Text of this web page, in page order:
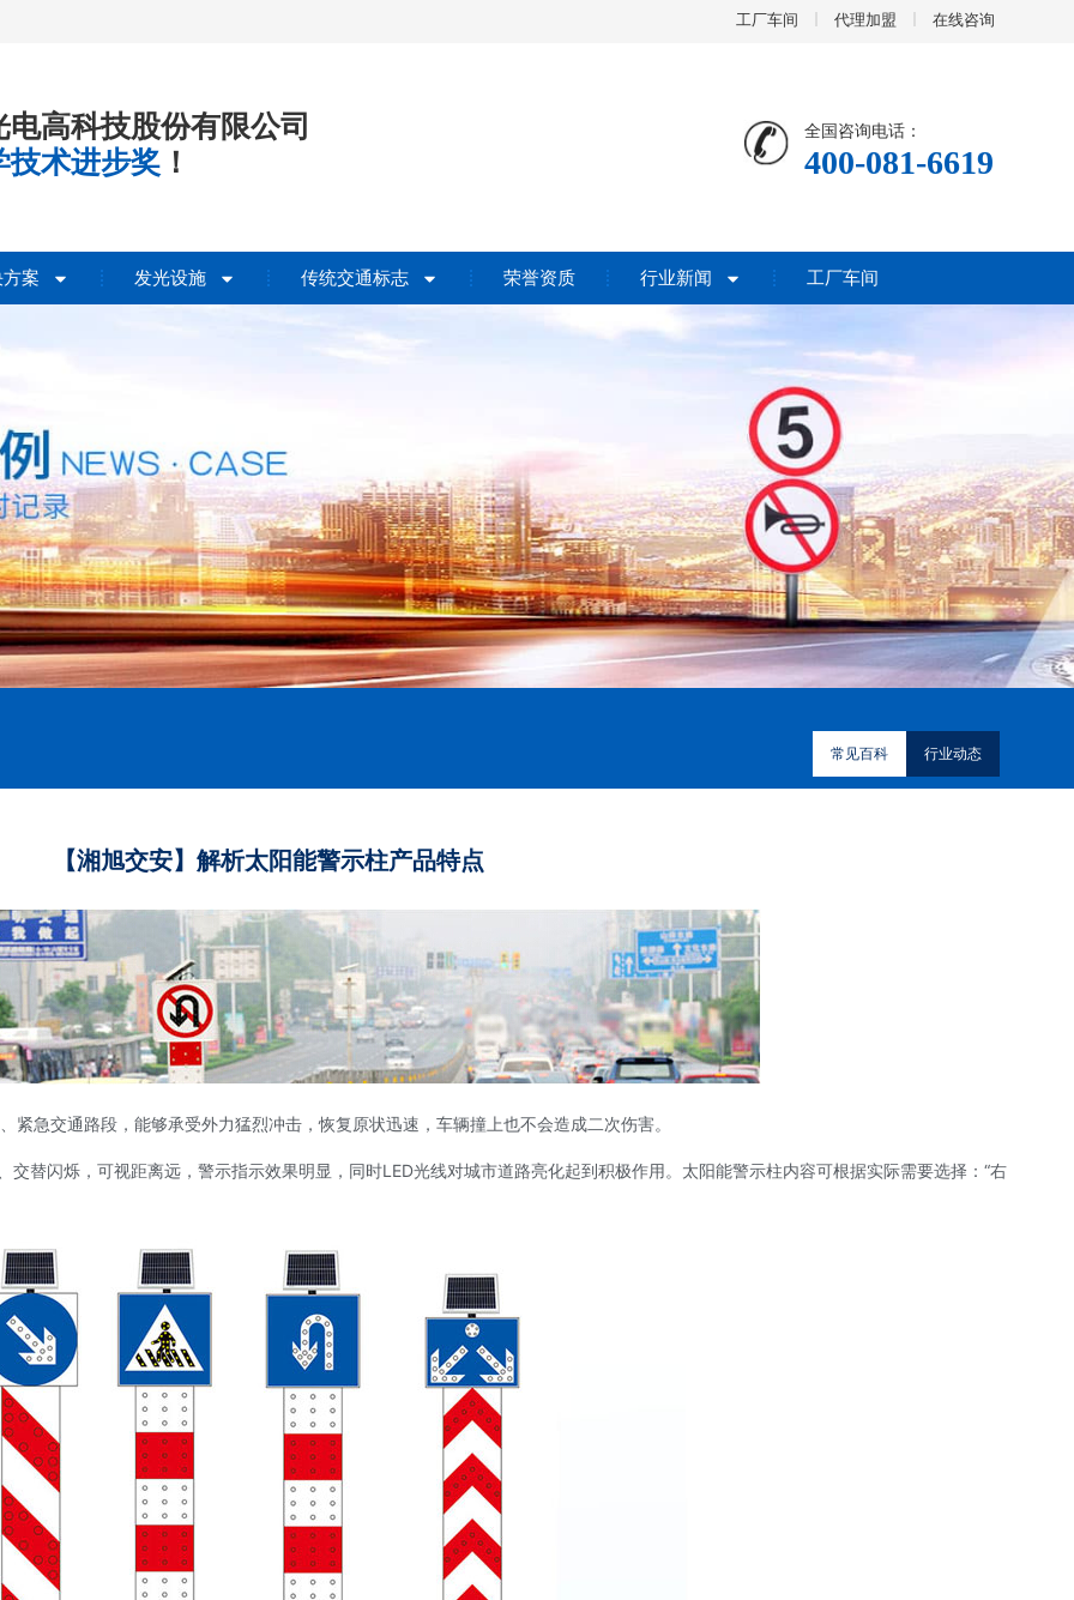
工厂车间 代理加盟 在线咨询
高科技股份有限公司
技术进步奖 ！
全国咨询电话：
400-081-6619
案 发光设施 传统交通标志 荣誉资质 行业新闻 工厂车间
常见百科 行业动态
【湘旭交安】解析太阳能警示柱产品特点
紧急交通路段，能够承受外力猛烈冲击，恢复原状迅速，车辆撞上也不会造成二次伤害。
交替闪烁，可视距离远，警示指示效果明显，同时LED光线对城市道路亮化起到积极作用。太阳能警示柱内容可根据实际需要选择：“右